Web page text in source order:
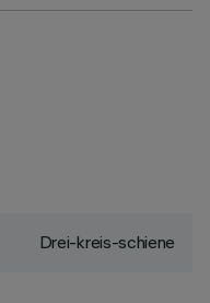
Drei-kreis-schiene